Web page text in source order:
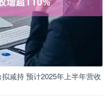
减持 预计2025年上半年营收